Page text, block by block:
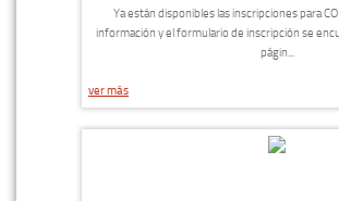
Ya están disponibles las inscripciones para
información y el formulario de inscripción se
págin...
ver más